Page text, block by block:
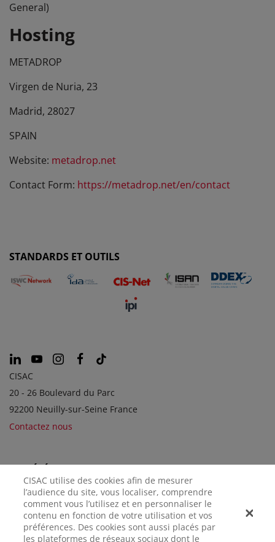
General)
Hosting
METADROP
Virgen de Nuria, 23
Madrid, 28027
SPAIN
Website: metadrop.net
Contact Form: https://metadrop.net/en/contact
STANDARDS ET OUTILS
CISAC
20 - 26 Boulevard du Parc
92200 Neuilly-sur-Seine France
Contactez nous
CISAC utilise des cookies afin de mesurer
l’audience du site, vous localiser, comprendre
comment vous l’utilisez et en personnaliser le
contenu en fonction de votre utilisation et vos
préférences. Des cookies sont aussi placés par
les plateformes de réseaux sociaux dont le